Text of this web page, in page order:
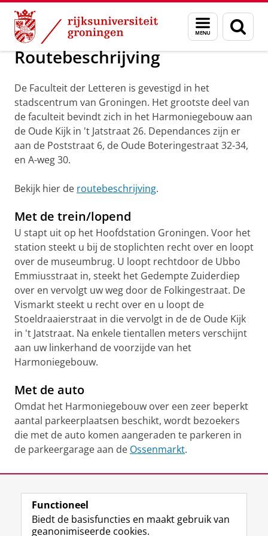
Skip
Content
Skip
Navigation
Menu
en
zoeken
Over ons Contact
Routebeschrijving
De Faculteit der Letteren is gevestigd in het
stadscentrum van Groningen. Het grootste deel van
de faculteit bevindt zich in het Harmoniegebouw aan
de Oude Kijk in 't Jatstraat 26. Dependances zijn er
aan de Poststraat 6, de Oude Boteringestraat 32-34,
en A-weg 30.
Bekijk hier de routebeschrijving.
Met de trein/lopend
U stapt uit op het Hoofdstation Groningen. Voor het
station steekt u bij de stoplichten recht over en loopt
over de museumbrug. U loopt rechtdoor de Ubbo
Emmiusstraat in, steekt het Gedempte Zuiderdiep
over en vervolgt uw weg door de Folkingestraat. De
Vismarkt steekt u recht over en u loopt de
Stoeldraaierstraat in die vervolgt in de de Oude Kijk
in 't Jatstraat. Na enkele tientallen meters verschijnt
aan uw linkerhand de voorzijde van het
Harmoniegebouw.
Met de auto
Omdat het Harmoniegebouw over een zeer beperkt
aantal parkeerplaatsen beschikt, wordt bezoekers
die met de auto komen aangeraden te parkeren in
de parkeergarage aan de Ossenmarkt.
View this page in:English
Functioneel
Biedt de basisfuncties en maakt gebruik van
geanonimiseerde cookies.